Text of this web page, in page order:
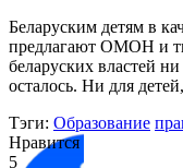
Беларуским детям в
предлагают ОМОН и
беларуских властей
осталось. Ни для
Тэги: Образование
Нравится
5